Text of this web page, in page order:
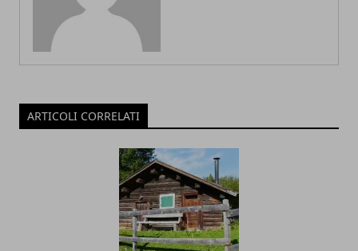
ARTICOLI CORRELATI